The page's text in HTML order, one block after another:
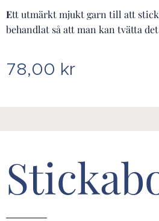
Ett utmärkt mjukt garn till att
behandlat så att man kan tvätta
78,00 kr